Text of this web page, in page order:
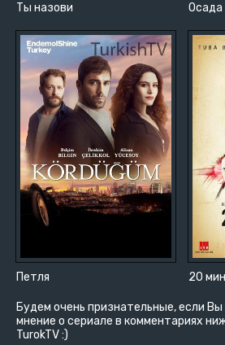
Ты назови Осада
Петля 20
Будем очень признательные, если
мнение о сериале в комментариях
TurokTV :)